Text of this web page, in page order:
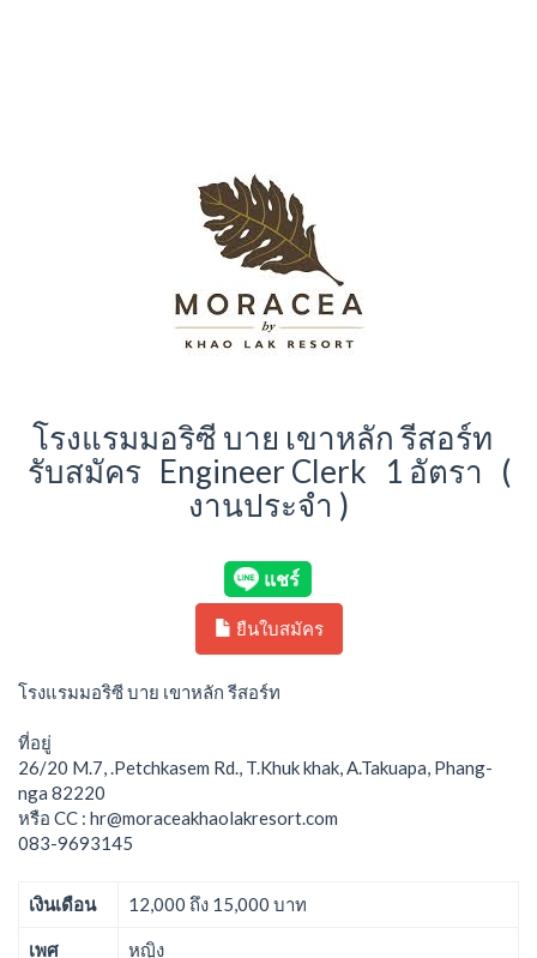
โรงแรมมอริซี บาย เขาหลัก รีสอร์ท
รับสมัคร Engineer Clerk 1 อัตรา (
งานประจำ )
ยืนใบสมัคร
โรงแรมมอริซี บาย เขาหลัก รีสอร์ท
ที่อยู่
26/20 M.7, .Petchkasem Rd., T.Khuk khak, A.Takuapa, Phang-
nga 82220
หรือ CC : hr@moraceakhaolakresort.com
083-9693145
เงินเดือน 12,000 ถึง 15,000 บาท
เพศ หญิง